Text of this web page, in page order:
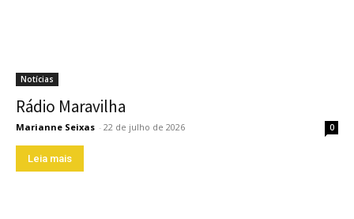
Notícias
Rádio Maravilha
Marianne Seixas - 22 de julho de 2026 0
Leia mais